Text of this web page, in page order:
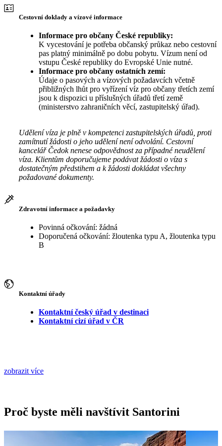
Cestovní doklady a vízové informace
Informace pro občany České republiky:
K vycestování je potřeba občanský průkaz nebo cestovní
pas platný minimálně po dobu pobytu. Vízum není od
vstupu České republiky do Evropské Unie nutné.
Informace pro občany ostatních zemí:
Údaje o pasových a vízových požadavcích včetně
přibližných lhůt pro vyřízení víz pro občany třetích zemí
jsou k dispozici u příslušných úřadů třetí země
(ministerstvo zahraničních věcí, zastupitelský úřad).
Udělení víza je plně v kompetenci zastupitelských úřadů, proti
zamítnutí žádosti o jeho udělení není odvolání. Cestovní
kancelář Čedok nenese odpovědnost za případné neudělení
víza. Klientům doporučujeme podávat žádosti o víza s
dostatečným předstihem a k žádosti dokládat všechny
požadované dokumenty.
Zdravotní informace a požadavky
Povinná očkování: žádná
Doporučená očkování: žloutenka typu A, žloutenka typu
B
Kontaktní úřady
Kontaktní český úřad v destinaci
Kontaktní cizí úřad v ČR
zobrazit více
Proč byste měli navštívit Santorini